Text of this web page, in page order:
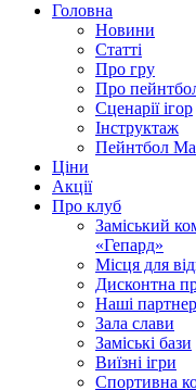
Головна
Новини
Статті
Про гру
Про
Сценарії ігор
Інструктаж
Пейнтбол
Ціни
Акції
Про клуб
Заміський
«Гепард»
Місця для
Дисконтна
Наші
Зала слави
Заміські бази
Виїзні ігри
Спортивна